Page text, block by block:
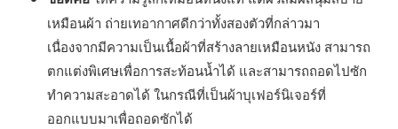
เหมือนผ้า ถ่ายเทอากาศดีกว่าทั้งสองตัวที่กล่าวมา
เนื่องจากมีความเป็นเนื้อผ้าที่สร้างลายเหมือนหนัง สามารถ
ตกแต่งพิเศษเพื่อการสะท้อนน้ำได้ และสามารถถอดไปซัก
ทำความสะอาดได้ ในกรณีที่เป็นผ้าบุเฟอร์นิเจอร์ที่
ออกแบบมาเพื่อถอดซักได้